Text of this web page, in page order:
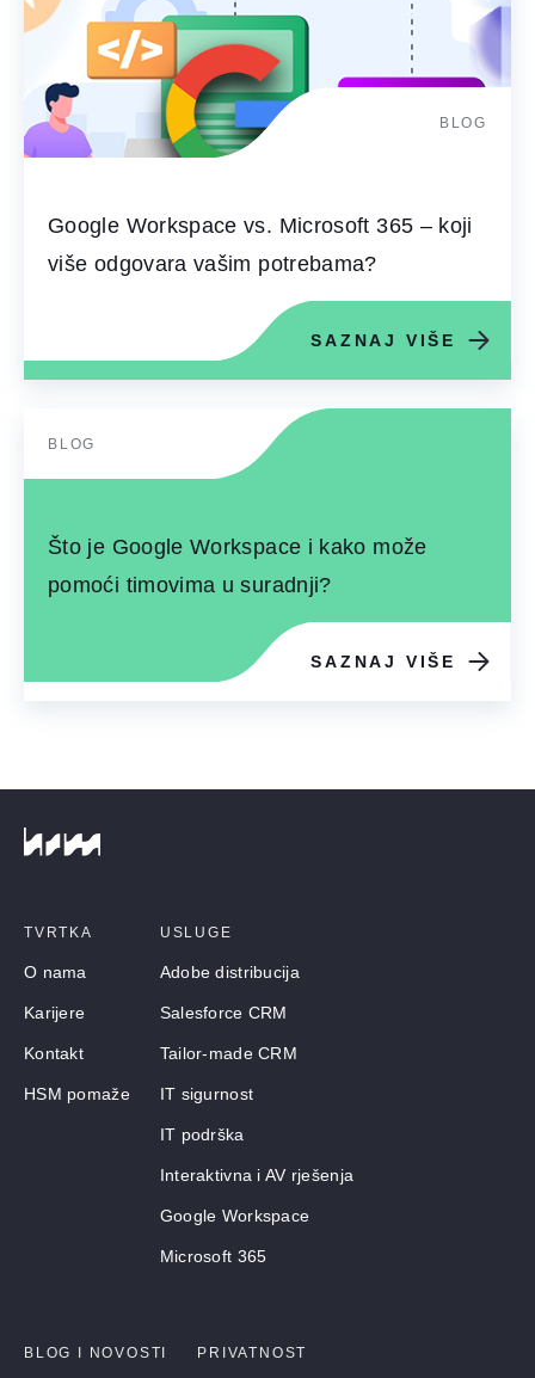
BLOG
Google Workspace vs. Microsoft 365 – koji
više odgovara vašim potrebama?
SAZNAJ VIŠE
BLOG
Što je Google Workspace i kako može
pomoći timovima u suradnji?
SAZNAJ VIŠE
TVRTKA
O nama
Karijere
Kontakt
HSM pomaže
USLUGE
Adobe distribucija
Salesforce CRM
Tailor-made CRM
IT sigurnost
IT podrška
Interaktivna i AV rješenja
Google Workspace
Microsoft 365
BLOG I NOVOSTI PRIVATNOST